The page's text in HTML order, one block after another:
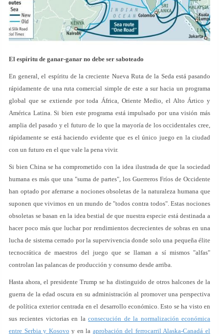
El espíritu de ganar-ganar no debe ser saboteado
En general, el espíritu de la creciente Nueva Ruta de la Seda está pasando
rápidamente de una ruta comercial simple de este a sur hacia un programa
global que se extiende por toda África, Oriente Medio, el Alto Ártico y
América Latina. Si bien este programa está impulsado por una visión más
amplia del pasado y el futuro de lo que la mayoría de los occidentales cree,
rápidamente se está haciendo evidente que es el único juego en la ciudad
con un futuro en el que vale la pena vivir.
Si bien China se ha comprometido con la idea ilustrada de que la sociedad
humana es más que una "suma de partes", los Guerreros Fríos de Occidente
han optado por aferrarse a nociones obsoletas de la naturaleza humana que
suponen que vivimos en un mundo de "todos contra todos". Estas nociones
obsoletas se basan en la idea bestial de que nuestra especie está destinada a
hacer poco más que luchar por rendimientos decrecientes de sobras en una
lucha de sistema cerrado por la supervivencia donde solo una pequeña élite
tecnocrática de maestros del juego que se llaman a sí mismos "alfas"
controlan las palancas de producción y consumo desde arriba.
Hasta ahora, el presidente Trump se ha distinguido de otros halcones de la
guerra de la edad oscura en su administración al promover una perspectiva
de política exterior centrada en el desarrollo económico. Esto se ha visto en
sus recientes victorias en laconsecución de la normalización económica
entre Serbia y Kosovo y en la aprobación del ferrocarril Alaska-Canadá el